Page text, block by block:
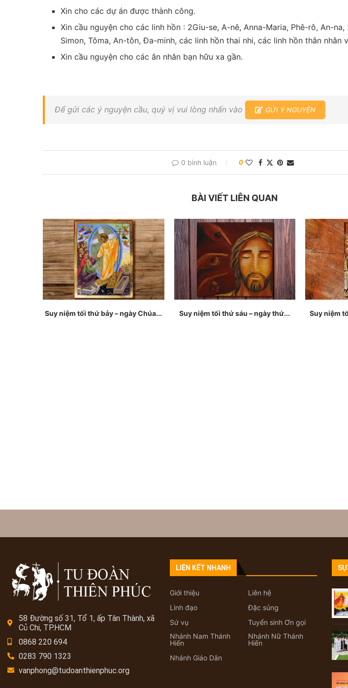
Xin cho các dự án được thành công.
Xin cầu nguyện cho các linh hồn : 2Giu-se, A-nê, Anna-Maria, Phê-rô, An-
Simon, Tôma, An-tôn, Đa-minh, các linh hồn thai nhi, các linh hồn thân nhân
Xin cầu nguyện cho các ân nhân bạn hữu xa gần.
Để gửi các ý nguyện cầu, quý vị vui lòng nhấn vào GỬI Ý NGUYỆN
0 bình luận 0
BÀI VIẾT LIÊN QUAN
Suy niệm tối thứ bảy – ngày Chúa... Suy niệm tối thứ sáu – ngày thứ... Suy niệm
58 Đường số 31, Tổ 1, ấp Tân Thành, xã
Củ Chi, TP.HCM
0868 220 694
0283 790 1323
vanphong@tudoanthienphuc.org
LIÊN KẾT NHANH
Giới thiệu
Liên hệ
Linh đạo
Đặc sủng
Sứ vụ
Tuyển sinh Ơn gọi
Nhánh Nam Thánh
Hiến
Nhánh Nữ Thánh
Hiến
Nhánh Giáo Dân
SỰ